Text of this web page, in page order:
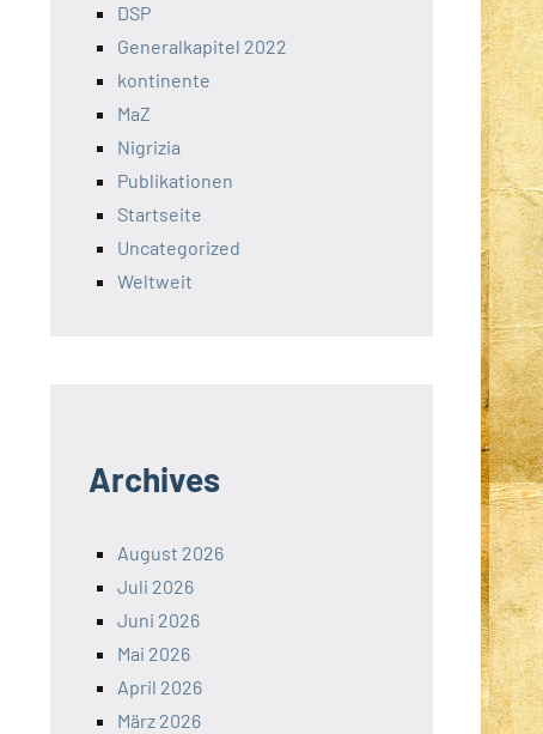
DSP
Generalkapitel 2022
kontinente
MaZ
Nigrizia
Publikationen
Startseite
Uncategorized
Weltweit
Archives
August 2026
Juli 2026
Juni 2026
Mai 2026
April 2026
März 2026